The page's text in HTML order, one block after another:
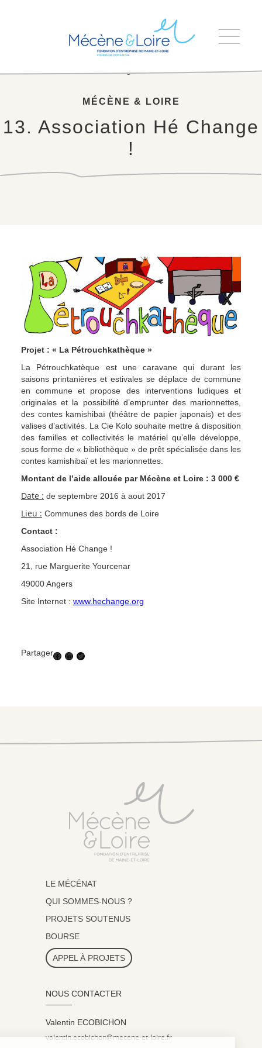
MÉCÈNE & LOIRE
13. Association Hé Change
!
Projet : « La Pétrouchkathèque »
La Pétrouchkatèque est une caravane qui durant les
saisons printanières et estivales se déplace de commune
en commune et propose des interventions ludiques et
originales et la possibilité d’emprunter des marionnettes,
des contes kamishibaï (théâtre de papier japonais) et des
valises d’activités. La Cie Kolo souhaite mettre à disposition
des familles et collectivités le matériel qu’elle développe,
sous forme de « bibliothèque » de prêt spécialisée dans les
contes kamishibaï et les marionnettes.
Montant de l’aide allouée par Mécène et Loire : 3 000 €
Date : de septembre 2016 à aout 2017
Lieu : Communes des bords de Loire
Contact :
Association Hé Change !
21, rue Marguerite Yourcenar
49000 Angers
Site Internet : www.hechange.org
PartagerFacebook
LinkedIn
Twitter
LE MÉCÉNAT
QUI SOMMES-NOUS ?
PROJETS SOUTENUS
BOURSE
APPEL À PROJETS
NOUS CONTACTER
Valentin ECOBICHON
valentin.ecobichon@mecene-et-loire.fr